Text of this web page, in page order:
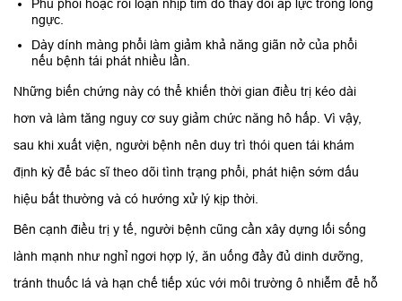
Phù phổi hoặc rối loạn nhịp tim do thay đổi áp lực trong lồng
ngực.
Dày dính màng phổi làm giảm khả năng giãn nở của phổi
nếu bệnh tái phát nhiều lần.
Những biến chứng này có thể khiến thời gian điều trị kéo dài
hơn và làm tăng nguy cơ suy giảm chức năng hô hấp. Vì vậy,
sau khi xuất viện, người bệnh nên duy trì thói quen tái khám
định kỳ để bác sĩ theo dõi tình trạng phổi, phát hiện sớm dấu
hiệu bất thường và có hướng xử lý kịp thời.
Bên cạnh điều trị y tế, người bệnh cũng cần xây dựng lối sống
lành mạnh như nghỉ ngơi hợp lý, ăn uống đầy đủ dinh dưỡng,
tránh thuốc lá và hạn chế tiếp xúc với môi trường ô nhiễm để hỗ